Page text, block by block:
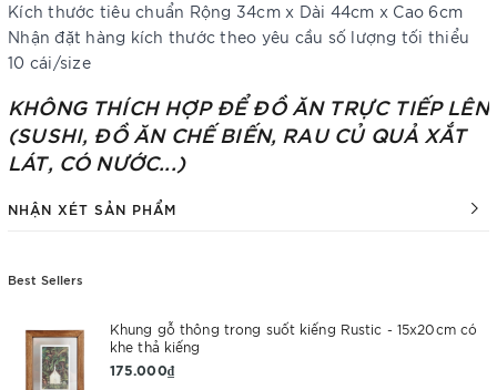
Kích thước tiêu chuẩn Rộng 34cm x Dài 44cm x Cao 6cm
Nhận đặt hàng kích thước theo yêu cầu số lượng tối thiểu
10 cái/size
KHÔNG THÍCH HỢP ĐỂ ĐỒ ĂN TRỰC TIẾP LÊN
(SUSHI, ĐỒ ĂN CHẾ BIẾN, RAU CỦ QUẢ XẮT
LÁT, CÓ NƯỚC...)
NHẬN XÉT SẢN PHẨM
Best Sellers
Khung gỗ thông trong suốt kiếng Rustic - 15x20cm có
khe thả kiếng
175.000₫